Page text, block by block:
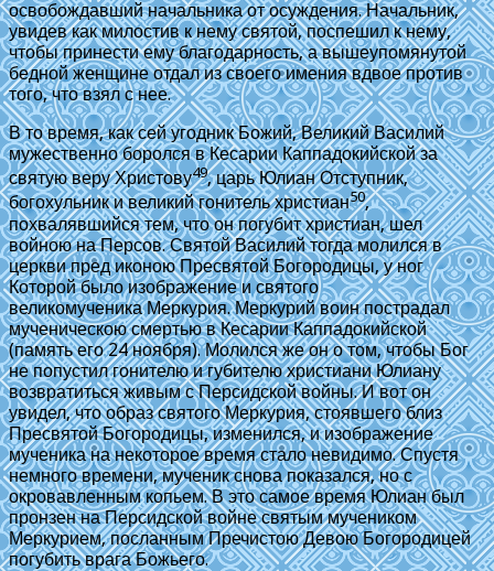
освобождавший начальника от осуждения. Начальник,
увидев как милостив к нему святой, поспешил к нему,
чтобы принести ему благодарность, а вышеупомянутой
бедной женщине отдал из своего имения вдвое против
того, что взял с нее.
В то время, как сей угодник Божий, Великий Василий
мужественно боролся в Кесарии Каппадокийской за
святую веру Христову49, царь Юлиан Отступник,
богохульник и великий гонитель христиан50,
похвалявшийся тем, что он погубит христиан, шел
войною на Персов. Святой Василий тогда молился в
церкви пред иконою Пресвятой Богородицы, у ног
Которой было изображение и святого
великомученика Меркурия. Меркурий воин пострадал
мученическою смертью в Кесарии Каппадокийской
(память его 24 ноября). Молился же он о том, чтобы Бог
не попустил гонителю и губителю христиани Юлиану
возвратиться живым с Персидской войны. И вот он
увидел, что образ святого Меркурия, стоявшего близ
Пресвятой Богородицы, изменился, и изображение
мученика на некоторое время стало невидимо. Спустя
немного времени, мученик снова показался, но с
окровавленным копьем. В это самое время Юлиан был
пронзен на Персидской войне святым мучеником
Меркурием, посланным Пречистою Девою Богородицей
погубить врага Божьего.